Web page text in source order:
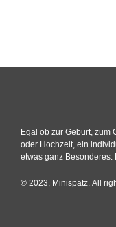
Egal ob zur Geburt, zum
oder Hochzeit, ein
etwas ganz
© 2023, Minispatz. All